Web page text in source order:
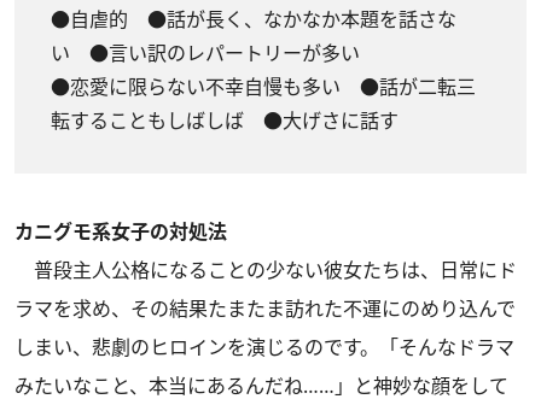
●自虐的 ●話が長く、なかなか本題を話さな
い ●言い訳のレパートリーが多い
●恋愛に限らない不幸自慢も多い ●話が二転三
転することもしばしば ●大げさに話す
カニグモ系女子の対処法
普段主人公格になることの少ない彼女たちは、日常にド
ラマを求め、その結果たまたま訪れた不運にのめり込んで
しまい、悲劇のヒロインを演じるのです。「そんなドラマ
みたいなこと、本当にあるんだね……」と神妙な顔をして